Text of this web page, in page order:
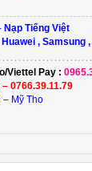
Nạp Tiếng Việt
Huawei , Samsung
Viettel Pay :
0766.39.11.79
– Mỹ Tho